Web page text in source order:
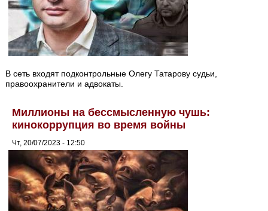
В сеть входят подконтрольные Олегу Татарову судьи,
правоохранители и адвокаты.
Миллионы на бессмысленную чушь:
кинокоррупция во время войны
Чт, 20/07/2023 - 12:50